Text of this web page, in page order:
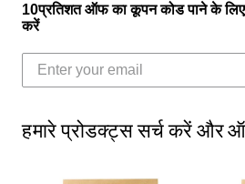
10प्रतिशत ऑफ का कूपन कोड पाने के
करें
हमारे प्रोडक्ट्स सर्च करें और